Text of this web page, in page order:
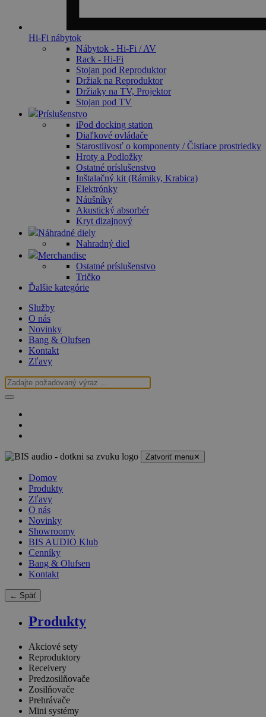
Hi-Fi nábytok
Nábytok - Hi-Fi / AV
Rack - Hi-Fi
Stojan pod Reproduktor
Držiak na Reproduktor
Držiaky na TV, Projektor
Stojan pod TV
Príslušenstvo
iPod docking station
Diaľkové ovládače
Starostlivosť o komponenty / Čistiace prostriedky
Hroty a Podložky
Ostatné príslušenstvo
Inštalačný kit (Rámiky, Krabica)
Elektrónky
Náušníky
Akustický absorbér
Kryt dizajnový
Náhradné diely
Nahradný diel
Merchandise
Ostatné príslušenstvo
Tričko
Ďalšie kategórie
Služby
O nás
Novinky
Bang & Olufsen
Kontakt
Zľavy
Zatvoriť menu✕
Domov
Produkty
Zľavy
O nás
Novinky
Showroomy
BIS AUDIO Klub
Cenníky
Bang & Olufsen
Kontakt
← Späť
Produkty
Akciové sety
Reproduktory
Receivery
Predzosilňovače
Zosilňovače
Prehrávače
Mini systémy